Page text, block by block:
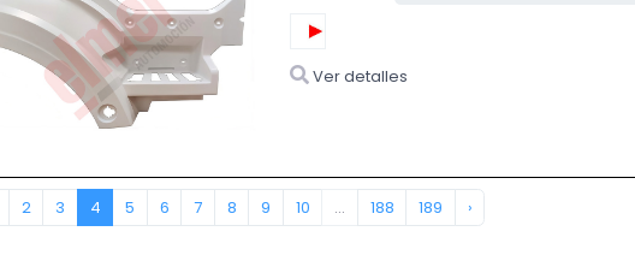
Ver detalles
2 3 4 5 6 7 8 9 10 ... 188 189 ›